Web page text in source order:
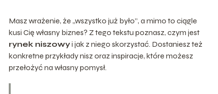
Masz wrażenie, że „wszystko już było”, a mimo to ciągle
kusi Cię własny biznes? Z tego tekstu poznasz, czym jest
rynek niszowyi jak z niego skorzystać. Dostaniesz też
konkretne przykłady nisz oraz inspiracje, które możesz
przełożyć na własny pomysł.